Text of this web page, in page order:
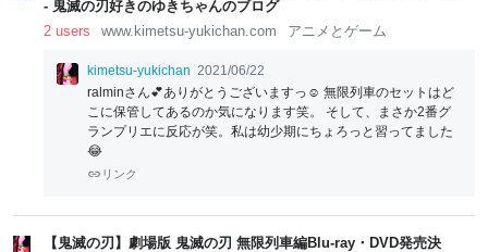
- 鬼滅の刃好きのゆきちゃんのブログ
2 users
www.kimetsu-yukichan.com アニメとゲーム
kimetsu-yukichan 2021/06/22
ralminさん💕ありがとうございますっ☺️ 無限列車のセットはど
こに保管してあるのか気になります笑。 そして、まさか2番グ
ランプリエに反応が笑。私は幼少期にちょろっと習ってました
😂
リンク
【鬼滅の刃】劇場版 鬼滅の刃 無限列車編Blu-ray・DVD発売決